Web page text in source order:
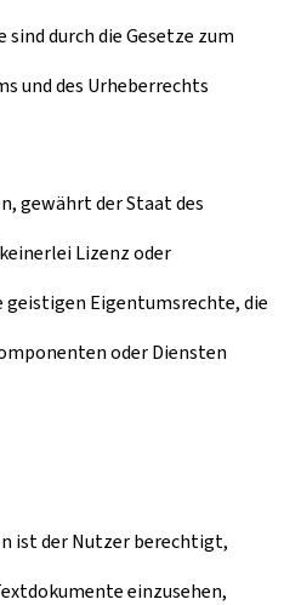
durch die Gesetze zum
und des Urheberrechts
gewährt der Staat des
Lizenz oder
geistigen Eigentumsrechte, die
oder Diensten
ist der Nutzer berechtigt,
einzusehen,